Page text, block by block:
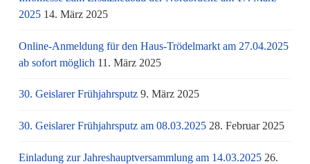
2025 14. März 2025
Online-Anmeldung für den Haus-Trödelmarkt am 27.04.2025
ab sofort möglich 11. März 2025
30. Geislarer Frühjahrsputz 9. März 2025
30. Geislarer Frühjahrsputz am 08.03.2025 28. Februar 2025
Einladung zur Jahreshauptversammlung am 14.03.2025 26.